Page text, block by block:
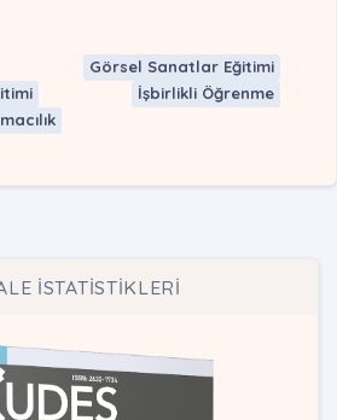
Görsel Sanatlar Eğitimi
İşbirlikli Öğrenme
İSTATİSTİKLERİ